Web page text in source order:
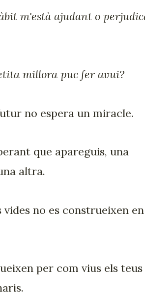
m'està ajudant o
millora puc fer avui?
no espera un miracle.
que apareguis, una
altra.
vides no es construeixen
per com vius els teus